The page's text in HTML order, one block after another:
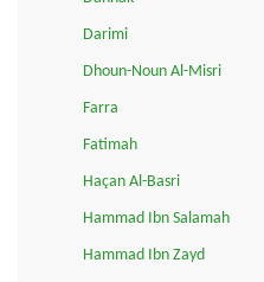
Darimi
Dhoun-Noun Al-Misri
Farra
Fatimah
Haçan Al-Basri
Hammad Ibn Salamah
Hammad Ibn Zayd